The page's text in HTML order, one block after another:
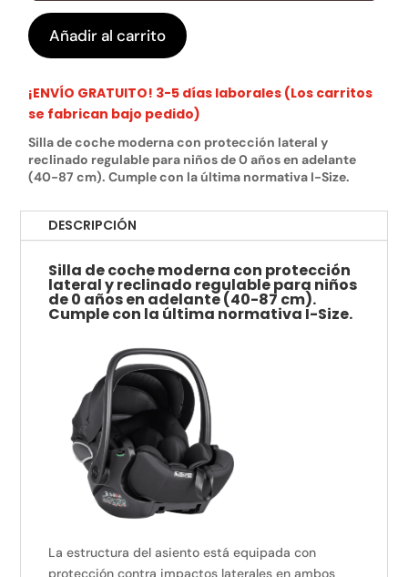
Añadir al carrito
¡ENVÍO GRATUITO! 3-5 días laborales (Los carritos
se fabrican bajo pedido)
Silla de coche moderna con protección lateral y
reclinado regulable para niños de 0 años en adelante
(40-87 cm). Cumple con la última normativa I-Size.
DESCRIPCIÓN
Silla de coche moderna con protección
lateral y reclinado regulable para niños
de 0 años en adelante (40-87 cm).
Cumple con la última normativa I-Size.
La estructura del asiento está equipada con
protección contra impactos laterales en ambos